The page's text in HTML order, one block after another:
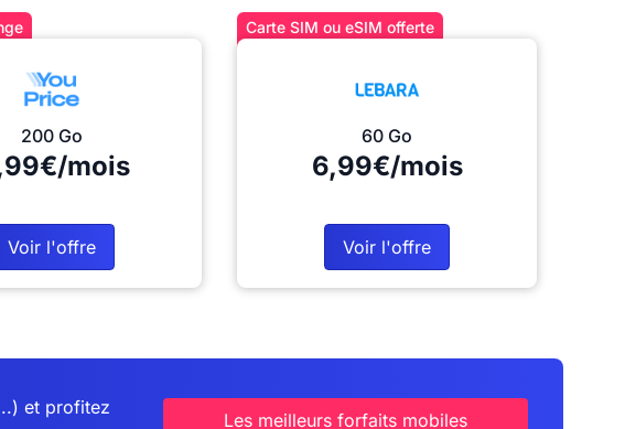
200 Go
mois
Voir l'offre
Carte SIM ou eSIM offerte
60 Go
6,99€/mois
Voir l'offre
et profitez
Les meilleurs forfaits mobiles